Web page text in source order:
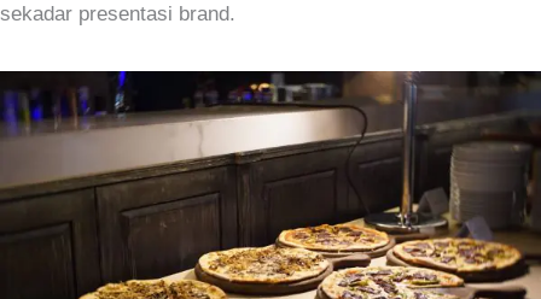
sekadar presentasi brand.